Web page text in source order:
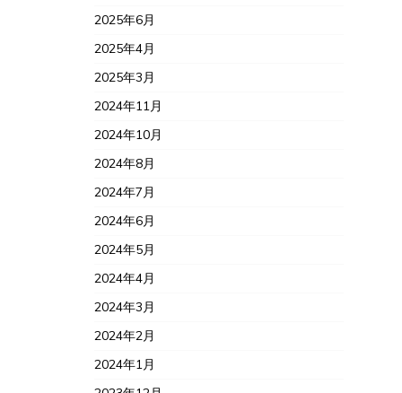
2025年6月
2025年4月
2025年3月
2024年11月
2024年10月
2024年8月
2024年7月
2024年6月
2024年5月
2024年4月
2024年3月
2024年2月
2024年1月